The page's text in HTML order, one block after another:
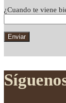
¿Cuando te viene